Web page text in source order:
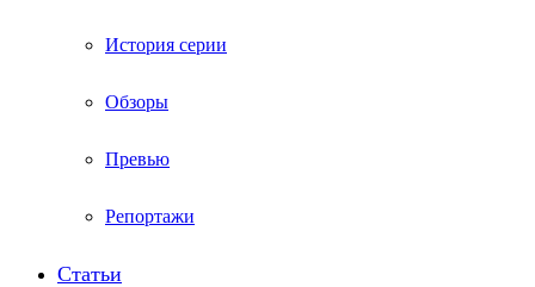
История серии
Обзоры
Превью
Репортажи
Статьи